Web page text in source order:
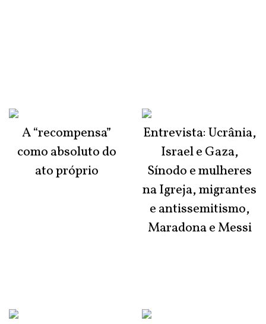
A “recompensa”
como absoluto do
ato próprio
Entrevista: Ucrânia,
Israel e Gaza,
Sínodo e mulheres
na Igreja, migrantes
e antissemitismo,
Maradona e Messi